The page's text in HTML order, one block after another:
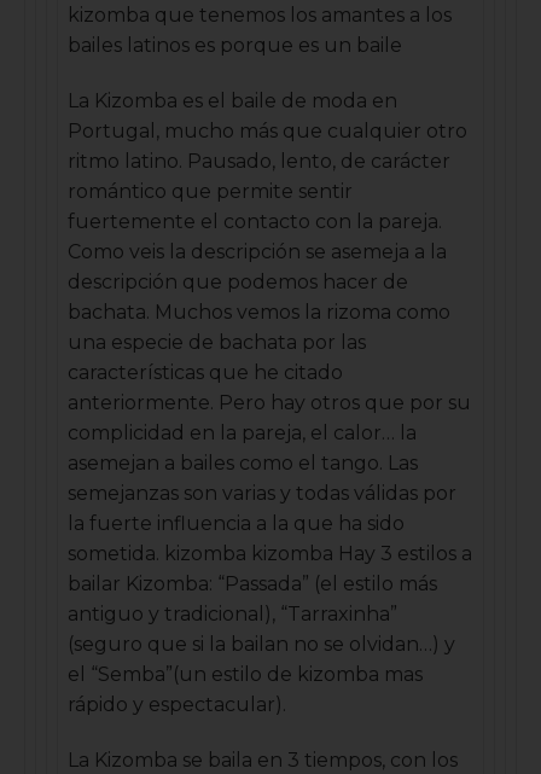
kizomba que tenemos los amantes a los
bailes latinos es porque es un baile
La Kizomba es el baile de moda en
Portugal, mucho más que cualquier otro
ritmo latino. Pausado, lento, de carácter
romántico que permite sentir
fuertemente el contacto con la pareja.
Como veis la descripción se asemeja a la
descripción que podemos hacer de
bachata. Muchos vemos la rizoma como
una especie de bachata por las
características que he citado
anteriormente. Pero hay otros que por su
complicidad en la pareja, el calor… la
asemejan a bailes como el tango. Las
semejanzas son varias y todas válidas por
la fuerte influencia a la que ha sido
sometida. kizomba kizomba Hay 3 estilos a
bailar Kizomba: “Passada” (el estilo más
antiguo y tradicional), “Tarraxinha”
(seguro que si la bailan no se olvidan…) y
el “Semba”(un estilo de kizomba mas
rápido y espectacular).
La Kizomba se baila en 3 tiempos, con los